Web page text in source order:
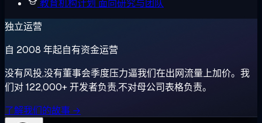
教育机构计划 面向研究与团队
独立运营
自 2008 年起自有资金运营
没有风投,没有董事会季度压力逼我们在出网流量上加价。我
们对 122,000+ 开发者负责,不对母公司表格负责。
了解我们的故事 →